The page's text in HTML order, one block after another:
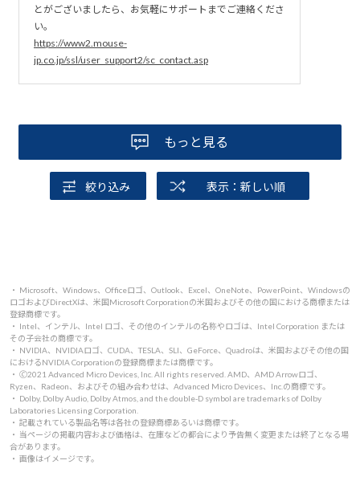
とがございましたら、お気軽にサポートまでご連絡くださ
い。
https://www2.mouse-
jp.co.jp/ssl/user_support2/sc_contact.asp
もっと見る
絞り込み 表示：新しい順
・ Microsoft、Windows、Officeロゴ、Outlook、Excel、OneNote、PowerPoint、Windowsの
ロゴおよびDirectXは、米国Microsoft Corporationの米国およびその他の国における商標または
登録商標です。
・ Intel、インテル、Intel ロゴ、その他のインテルの名称やロゴは、Intel Corporation または
その子会社の商標です。
・ NVIDIA、NVIDIAロゴ、CUDA、TESLA、SLI、GeForce、Quadroは、米国およびその他の国
におけるNVIDIA Corporationの登録商標または商標です。
・ 🄫2021 Advanced Micro Devices, Inc. All rights reserved. AMD、AMD Arrowロゴ、
Ryzen、Radeon、およびその組み合わせは、Advanced Micro Devices、Inc.の商標です。
・ Dolby, Dolby Audio, Dolby Atmos, and the double-D symbol are trademarks of Dolby
Laboratories Licensing Corporation.
・ 記載されている製品名等は各社の登録商標あるいは商標です。
・ 当ページの掲載内容および価格は、在庫などの都合により予告無く変更または終了となる場
合があります。
・ 画像はイメージです。